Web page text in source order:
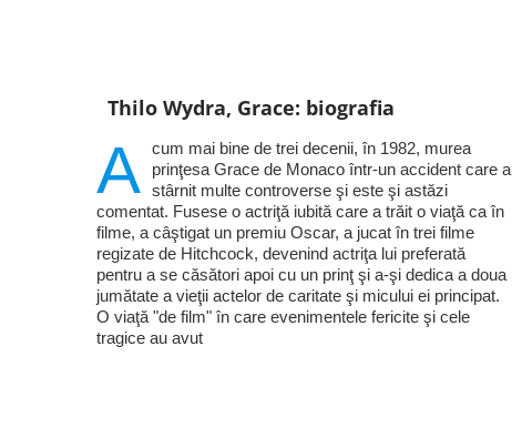
Thilo Wydra, Grace: biografia
A cum mai bine de trei decenii, în 1982, murea
prinţesa Grace de Monaco într-un accident care a
stârnit multe controverse şi este şi astăzi
comentat. Fusese o actriţă iubită care a trăit o viaţă ca în
filme, a câştigat un premiu Oscar, a jucat în trei filme
regizate de Hitchcock, devenind actriţa lui preferată
pentru a se căsători apoi cu un prinţ şi a-şi dedica a doua
jumătate a vieţii actelor de caritate şi micului ei principat.
O viaţă "de film" în care evenimentele fericite şi cele
tragice au avut